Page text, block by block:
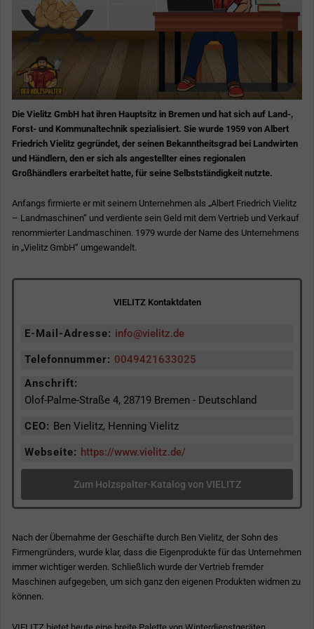
Die Vielitz GmbH hat ihren Hauptsitz in Bremen und hat sich auf Land-,
Forst- und Kommunaltechnik spezialisiert. Sie wurde 1959 von Albert
Friedrich Vielitz gegründet, der seinen Bekanntheitsgrad bei Landwirten
und Händlern, den er sich als angestellter eines regionalen
Großhändlers erarbeitet hatte, für seine Selbstständigkeit nutzte.
Anfangs firmierte er mit seinem Unternehmen als „Albert Friedrich Vielitz
– Landmaschinen“ und verdiente sein Geld mit dem Vertrieb und Verkauf
renommierter Landmaschinen. 1979 wurde der Name des Unternehmens
in „Vielitz GmbH“ umgewandelt.
VIELITZ Kontaktdaten
E-Mail-Adresse: info@vielitz.de
Telefonnummer: 0049421633025
Anschrift:
Olof-Palme-Straße 4, 28719 Bremen - Deutschland
CEO: Ben Vielitz, Henning Vielitz
Webseite: https://www.vielitz.de/
Zum Holzspalter-Katalog von VIELITZ
Nach der Übernahme der Geschäfte durch Ben Vielitz, der Sohn des
Firmengründers, wurde klar, dass die Eigenprodukte für das Unternehmen
immer wichtiger werden. Schließlich wurde der Vertrieb fremder
Maschinen aufgegeben, um sich ganz den eigenen Produkten widmen zu
können.